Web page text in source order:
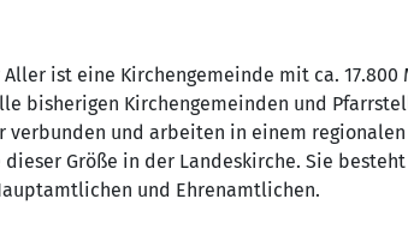
ist eine Kirchengemeinde mit ca.
bisherigen Kirchengemeinden und
und arbeiten in einem
Größe in der Landeskirche. Sie besteht
und Ehrenamtlichen.